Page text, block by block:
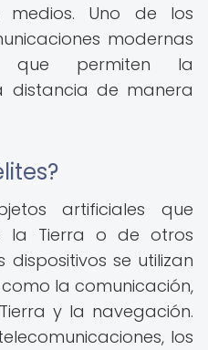
medios. Uno de los
modernas
que permiten la
distancia de manera
artificiales que
la Tierra o de otros
dispositivos se utilizan
la comunicación,
y la navegación.
los